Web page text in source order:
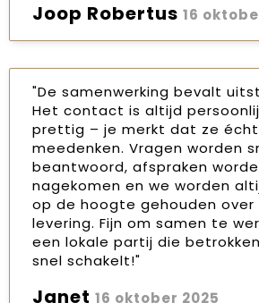
Kraamcadeaus
Pasen
Sinterklaas
Verjaardagen
Voetbal, EK en WK
Voor de bouw
Joop Robertus 16
"De samenwerking bevalt
Het contact is altijd
prettig – je merkt dat ze écht
meedenken. Vragen worden
beantwoord, afspraken
nagekomen en we worden
op de hoogte gehouden over
levering. Fijn om samen te
een lokale partij die
snel schakelt!"
Janet 16 oktober 2025